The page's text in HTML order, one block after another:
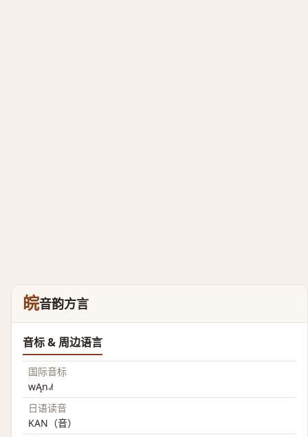
皖音韵方言
音标 & 周边语言
国际音标
wĄn˨˩˦
日语读音
KAN（音）